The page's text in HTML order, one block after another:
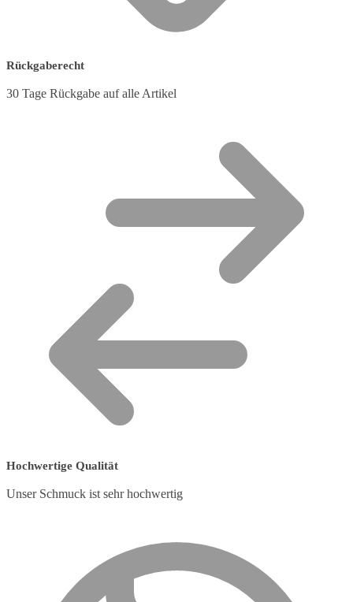
Rückgaberecht
30 Tage Rückgabe auf alle Artikel
Hochwertige Qualität
Unser Schmuck ist sehr hochwertig